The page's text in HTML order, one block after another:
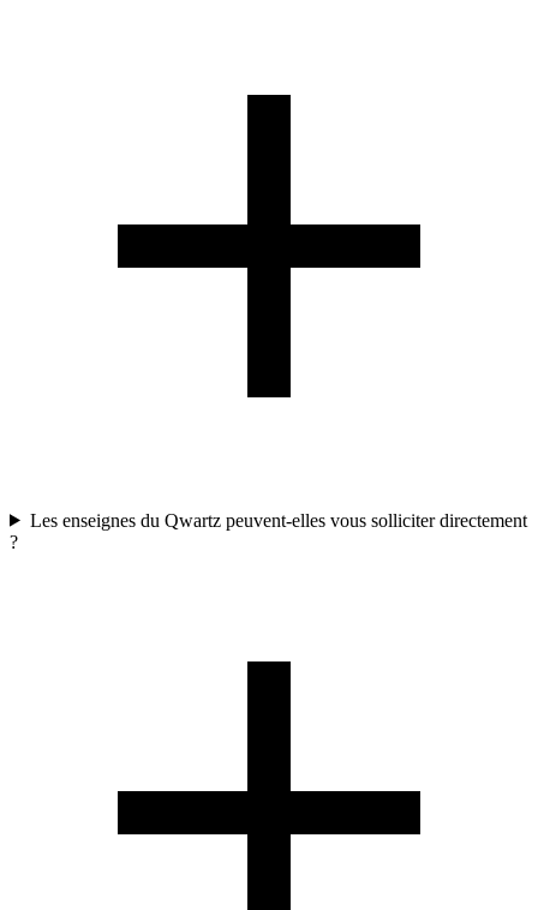
Les enseignes du Qwartz peuvent-elles vous solliciter directement
?